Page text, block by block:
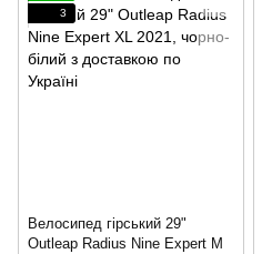
3
Велосипед гірський 29"
Outleap Radius Nine Expert M